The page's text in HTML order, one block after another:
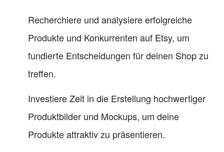
Recherchiere und analysiere erfolgreiche
Produkte und Konkurrenten auf Etsy, um
fundierte Entscheidungen für deinen Shop zu
treffen.
Investiere Zeit in die Erstellung hochwertiger
Produktbilder und Mockups, um deine
Produkte attraktiv zu präsentieren.